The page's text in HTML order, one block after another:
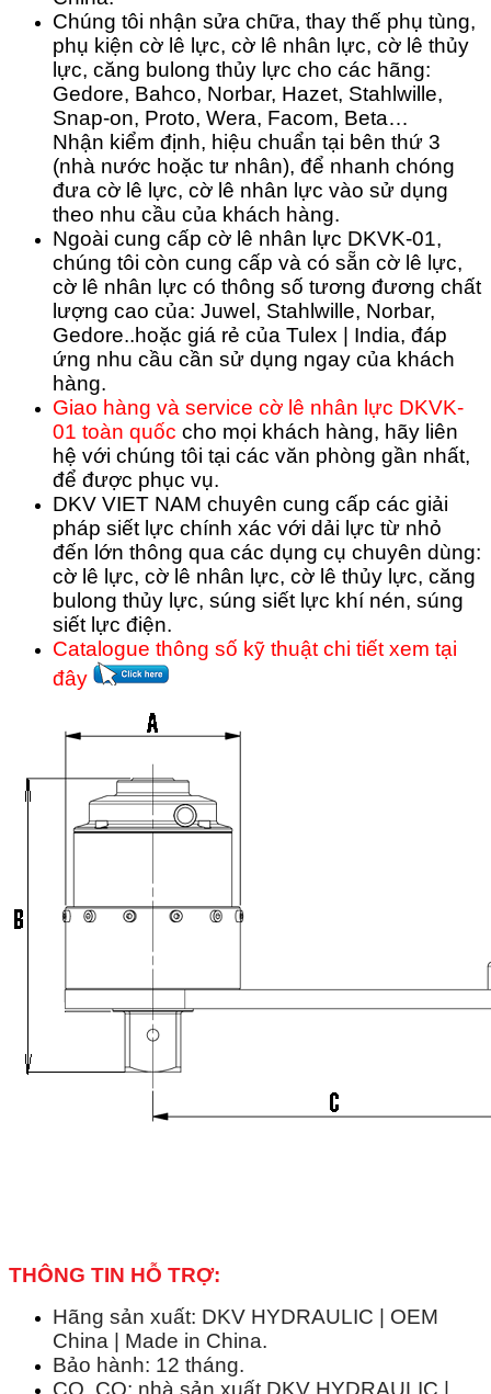
Chúng tôi nhận sửa chữa, thay thế phụ tùng,
phụ kiện cờ lê lực, cờ lê nhân lực, cờ lê thủy
lực, căng bulong thủy lực cho các hãng:
Gedore, Bahco, Norbar, Hazet, Stahlwille,
Snap-on, Proto, Wera, Facom, Beta…
Nhận kiểm định, hiệu chuẩn tại bên thứ 3
(nhà nước hoặc tư nhân), để nhanh chóng
đưa cờ lê lực, cờ lê nhân lực vào sử dụng
theo nhu cầu của khách hàng.
Ngoài cung cấp cờ lê nhân lực DKVK-01,
chúng tôi còn cung cấp và có sẵn cờ lê lực,
cờ lê nhân lực có thông số tương đương chất
lượng cao của: Juwel, Stahlwille, Norbar,
Gedore..hoặc giá rẻ của Tulex | India, đáp
ứng nhu cầu cần sử dụng ngay của khách
hàng.
Giao hàng và service cờ lê nhân lực DKVK-
01 toàn quốc cho mọi khách hàng, hãy liên
hệ với chúng tôi tại các văn phòng gần nhất,
để được phục vụ.
DKV VIET NAM chuyên cung cấp các giải
pháp siết lực chính xác với dải lực từ nhỏ
đến lớn thông qua các dụng cụ chuyên dùng:
cờ lê lực, cờ lê nhân lực, cờ lê thủy lực, căng
bulong thủy lực, súng siết lực khí nén, súng
siết lực điện.
Catalogue thông số kỹ thuật chi tiết xem tại
đây
THÔNG TIN HỖ TRỢ:
Hãng sản xuất: DKV HYDRAULIC | OEM
China | Made in China.
Bảo hành: 12 tháng.
CO, CQ: nhà sản xuất DKV HYDRAULIC |